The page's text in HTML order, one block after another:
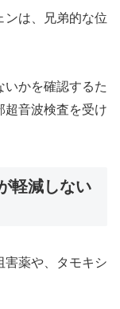
ンは、兄弟的な位
かを確認するた
音波検査を受け
軽減しない
害薬や、タモキシ